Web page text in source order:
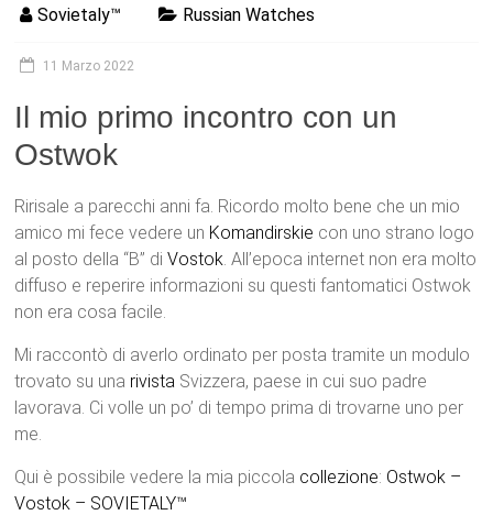
Sovietaly™ Russian Watches
11 Marzo 2022
Il mio primo incontro con un
Ostwok
Ririsale a parecchi anni fa. Ricordo molto bene che un mio
amico mi fece vedere un Komandirskie con uno strano logo
al posto della “B” diVostok. All’epoca internet non era molto
diffuso e reperire informazioni su questi fantomatici Ostwok
non era cosa facile.
Mi raccontò di averlo ordinato per posta tramite un modulo
trovato su una rivista Svizzera, paese in cui suo padre
lavorava. Ci volle un po’ di tempo prima di trovarne uno per
me.
Qui è possibile vedere la mia piccola collezione: Ostwok –
Vostok – SOVIETALY™